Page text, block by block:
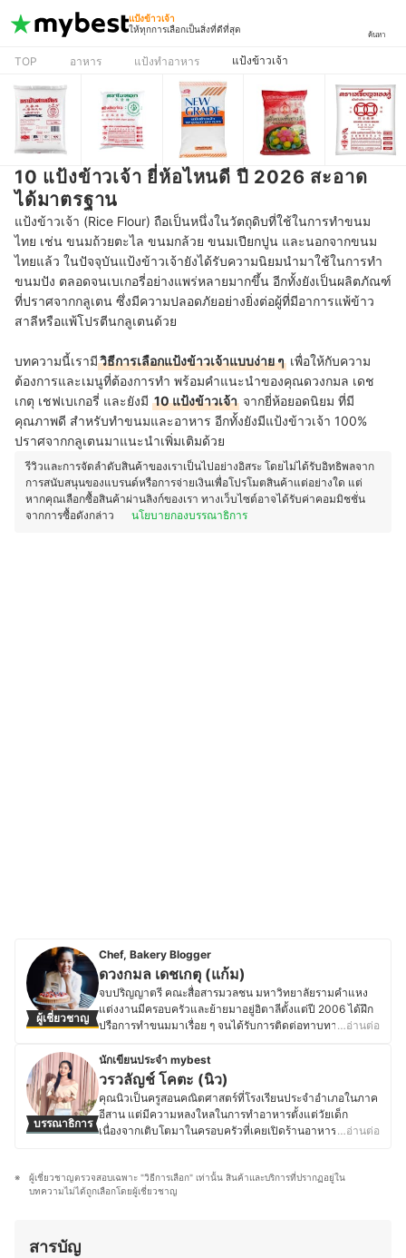
แป้งข้าวเจ้า
ให้ทุกการเลือกเป็นสิ่งที่ดีที่สุด
ค้นหา
TOP อาหาร แป้งทำอาหาร แป้งข้าวเจ้า
10 แป้งข้าวเจ้า ยี่ห้อไหนดี ปี 2026 สะอาด
ได้มาตรฐาน
แป้งข้าวเจ้า (Rice Flour) ถือเป็นหนึ่งในวัตถุดิบที่ใช้ในการทำขนม
ไทย เช่น ขนมถ้วยตะไล ขนมกล้วย ขนมเปียกปูน และนอกจากขนม
ไทยแล้ว ในปัจจุบันแป้งข้าวเจ้ายังได้รับความนิยมนำมาใช้ในการทำ
ขนมปัง ตลอดจนเบเกอรี่อย่างแพร่หลายมากขึ้น อีกทั้งยังเป็นผลิตภัณฑ์
ที่ปราศจากกลูเตน ซึ่งมีความปลอดภัยอย่างยิ่งต่อผู้ที่มีอาการแพ้ข้าว
สาลีหรือแพ้โปรตีนกลูเตนด้วย
บทความนี้เรามีวิธีการเลือกแป้งข้าวเจ้าแบบง่าย ๆ เพื่อให้กับความ
ต้องการและเมนูที่ต้องการทำ พร้อมคำแนะนำของคุณดวงกมล เดช
เกตุ เชฟเบเกอรี่ และยังมี 10 แป้งข้าวเจ้า จากยี่ห้อยอดนิยม ที่มี
คุณภาพดี สำหรับทำขนมและอาหาร อีกทั้งยังมีแป้งข้าวเจ้า 100%
ปราศจากกลูเตนมาแนะนำเพิ่มเติมด้วย
รีวิวและการจัดลำดับสินค้าของเราเป็นไปอย่างอิสระ โดยไม่ได้รับอิทธิพลจาก
การสนับสนุนของแบรนด์หรือการจ่ายเงินเพื่อโปรโมตสินค้าแต่อย่างใด แต่
หากคุณเลือกซื้อสินค้าผ่านลิงก์ของเรา ทางเว็บไซต์อาจได้รับค่าคอมมิชชั่น
จากการซื้อดังกล่าว
นโยบายกองบรรณาธิการ
ผู้เชี่ยวชาญ
Chef, Bakery Blogger
ดวงกมล เดชเกตุ (แก้ม)
จบปริญญาตรี คณะสื่อสารมวลชน มหาวิทยาลัยรามคำแหง
แต่งงานมีครอบครัวและย้ายมาอยู่อิตาลีตั้งแต่ปี 2006 ได้ฝึก
ปรือการทำขนมมาเรื่อย ๆ จนได้รับการติดต่อทาบทามจาก
โอกาสเข้ามาทำงานในร้านในตำแหน่ง Pastry Chef ของ
ร้าน ตั้งแต่ปี 2018 เป็นเวลาสามปี และปัจจุบันได้เข้ามาร่วม
งานกับ Pasticceria Caffè Pirona (50 Top Italy
Pasticcerie 2022) ส่วนตัวชอบขีดเขียนและถ่ายรูปขนม
สวยๆ ตามสไตล์พร้อมเอกลักษณ์และ Signature ที่ชัดเจน
ฝึกพัฒนาฝีมือจนกระทั่งได้เข้าทำงานสายขนมหวานอย่าง
จริงจังที่ร้านเก่าแก่ติดอันดับ Top 10 ของประเทศอิตาลีและ
…อ่านต่อ
บรรณาธิการ
นักเขียนประจำ mybest
วรวลัญช์ โคตะ (นิว)
คุณนิวเป็นครูสอนคณิตศาสตร์ที่โรงเรียนประจำอำเภอในภาค
อีสาน แต่มีความหลงใหลในการทำอาหารตั้งแต่วัยเด็ก
เนื่องจากเติบโตมาในครอบครัวที่เคยเปิดร้านอาหาร ทำให้มี
แบ่งปันความรู้ คุณนิวจึงเริ่มเขียนบทความเกี่ยวกับเคล็ดลับ
การทำอาหาร เทคนิคการเลือกวัตถุดิบ และการใช้อุปกรณ์ครัว
…อ่านต่อ
ผู้เชี่ยวชาญตรวจสอบเฉพาะ "วิธีการเลือก" เท่านั้น สินค้าและบริการที่ปรากฏอยู่ใน
บทความไม่ได้ถูกเลือกโดยผู้เชี่ยวชาญ
สารบัญ